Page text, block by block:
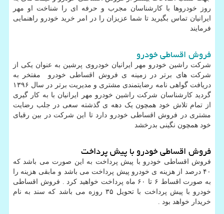
روز خودروها با کارشناسان مجرب و حرفه ای را شناخت او مهر
ایرانیان تماس بگیرید تا شما عزیزان را در امر خرید خودرو راهنمایی
فرمایند
فروش اقساطی خودرو
شرکت راشین خودرو مهر ایرانیان خودروی پرشین به عنوان یکی از
شرکت های برتر در زمینه ی فروش اقساطی خودرو مفتخر به
دریافت گواهی نامه رضایتمندی مشتری و مدیریت برتر در سال ۱۳۹۶
گردید کارشناسان شرکت راشین خودرو مهر ایرانیان با به کار گیری
از تمام تلاش خود همچون یک دهه ی گذشته سعی در جلب رضایت
مشتری در فروش اقساطی خودرو دارد تا این شرکت در بین رقبای
خود همچون نگینی بدرخشد
فروش اقساطی خودرو با پیش پرداخت
فروش اقساطی خودرو با پیش پرداخت به این صورت می باشد که
۴۰ درصد از هزینه ی خودرو پیش پرداخت می باشد و مابقی هزینه را
به صورت اقساط ۶ تا ۶۰ ماه پرداخت خواهید کرد . فروش اقساطی
خودرو با پیش پرداخت با تحویل ۳۵ روزه می باشد که سند به نام
خریدار خواهد بود .